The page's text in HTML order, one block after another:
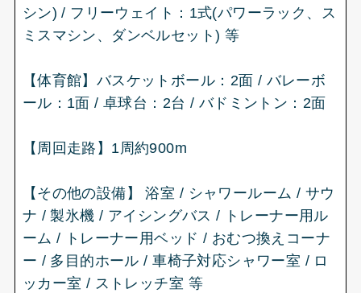
シン) / フリーウェイト：1式(パワーラック、ス
ミスマシン、ダンベルセット) 等
【体育館】バスケットボール：2面 / バレーボ
ール：1面 / 卓球台：2台 / バドミントン：2面
【周回走路】1周約900m
【その他の設備】 浴室 / シャワールーム / サウ
ナ / 製氷機 / アイシングバス / トレーナー用ル
ーム / トレーナー用ベッド / おむつ換えコーナ
ー / 多目的ホール / 車椅子対応シャワー室 / ロ
ッカー室 / ストレッチ室 等